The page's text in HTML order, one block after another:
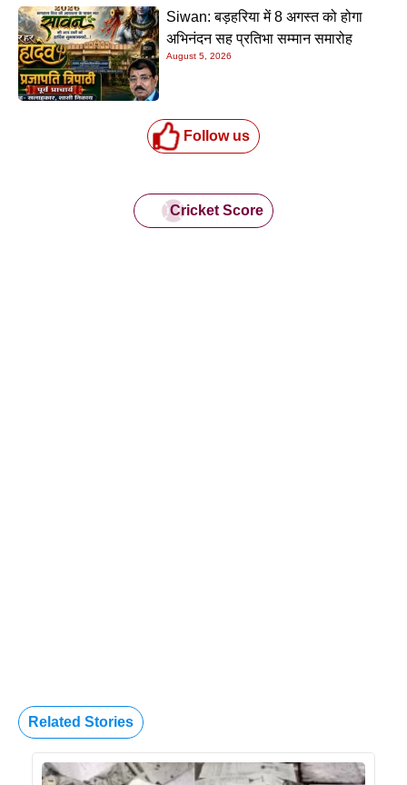
Siwan: बड़हरिया में 8 अगस्त को होगा
अभिनंदन सह प्रतिभा सम्मान समारोह
August 5, 2026
Follow us
Cricket Score
Related Stories